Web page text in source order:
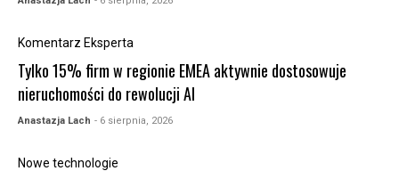
Komentarz Eksperta
Tylko 15% firm w regionie EMEA aktywnie dostosowuje
nieruchomości do rewolucji AI
Anastazja Lach - 6 sierpnia, 2026
Nowe technologie